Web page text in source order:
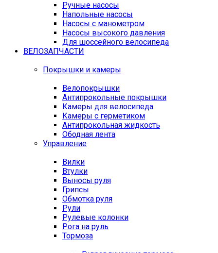
Ручные насосы
Напольные насосы
Насосы с манометром
Насосы высокого давления
Для шоссейного велосипеда
ВЕЛОЗАПЧАСТИ
Покрышки и камеры
Велопокрышки
Антипрокольные покрышки
Камеры для велосипеда
Камеры с герметиком
Антипрокольная жидкость
Ободная лента
Управление
Вилки
Втулки
Выносы руля
Грипсы
Обмотка руля
Рули
Рулевые колонки
Рога на руль
Тормоза